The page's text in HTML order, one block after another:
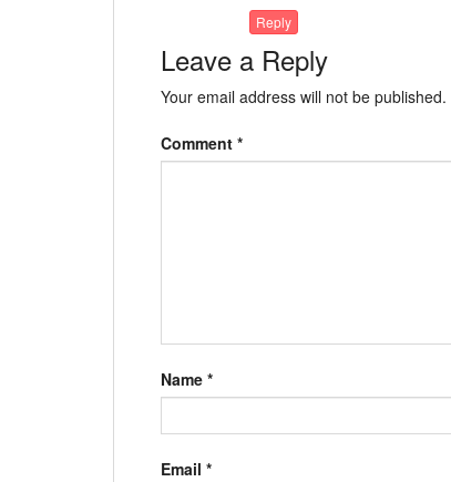
Reply
Leave a Reply
Your email address will not be published.
Comment *
Name *
Email *